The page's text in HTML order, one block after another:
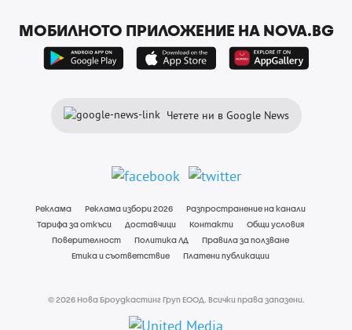
МОБИЛНОТО ПРИЛОЖЕНИЕ НА NOVA.BG
Четете ни в Google News
Реклама Реклама избори 2026
Разпространение на канали
Тарифа за откъси
Доставчици Контакти
Общи условия
Поверителност
Политика ЛД
Правила за ползване
Етика и съответствие
Платени публикации
© 2026 Нова Броудкастинг Груп ЕООД. Всички права запазени.